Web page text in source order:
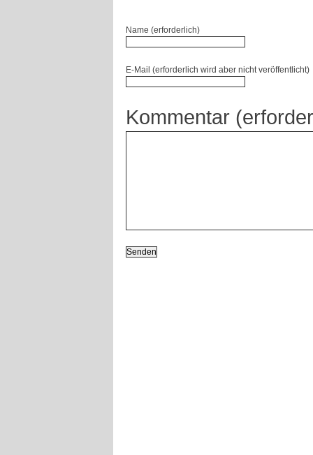
Name (erforderlich)
E-Mail (erforderlich wird aber nicht veröffentlicht)
Kommentar